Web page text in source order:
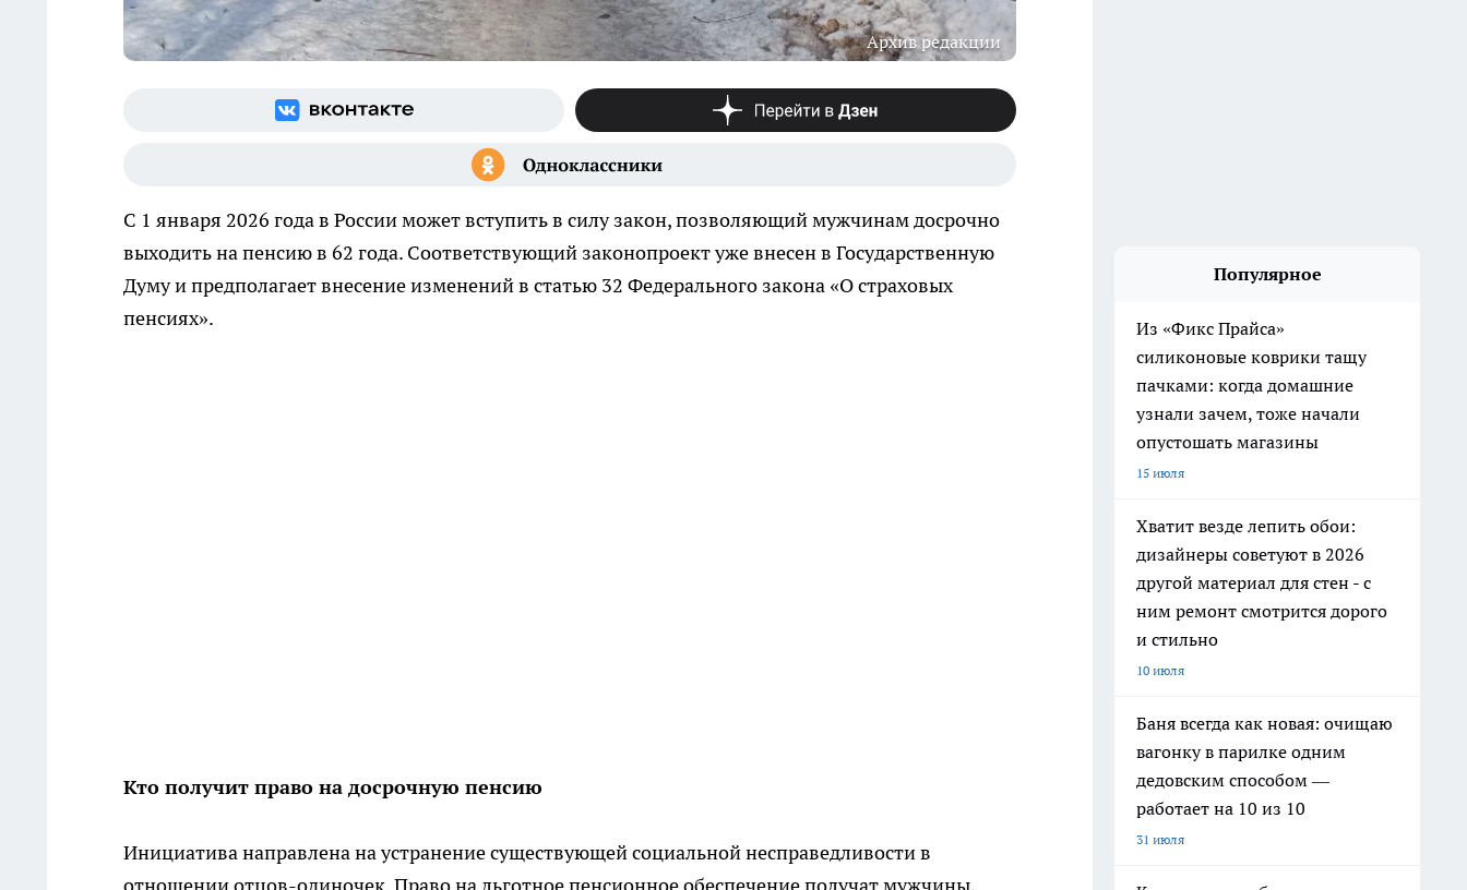
Архив редакции
С 1 января 2026 года в России может вступить в силу закон, позволяющий мужчинам досрочно
выходить на пенсию в 62 года. Соответствующий законопроект уже внесен в Государственную
Думу и предполагает внесение изменений в статью 32 Федерального закона «О страховых
пенсиях».
Кто получит право на досрочную пенсию
Инициатива направлена на устранение существующей социальной несправедливости в
Популярное
Из «Фикс Прайса»
силиконовые коврики тащу
пачками: когда домашние
узнали зачем, тоже начали
опустошать магазины
15 июля
Хватит везде лепить обои:
дизайнеры советуют в 2026
другой материал для стен - с
ним ремонт смотрится дорого
и стильно
10 июля
Баня всегда как новая: очищаю
вагонку в парилке одним
дедовским способом —
работает на 10 из 10
31 июля